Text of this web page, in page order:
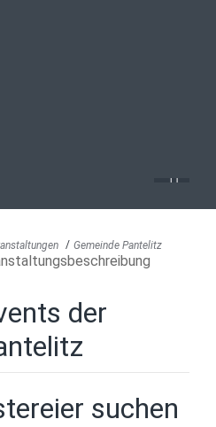
Gemeinde Pantelitz
der
suchen